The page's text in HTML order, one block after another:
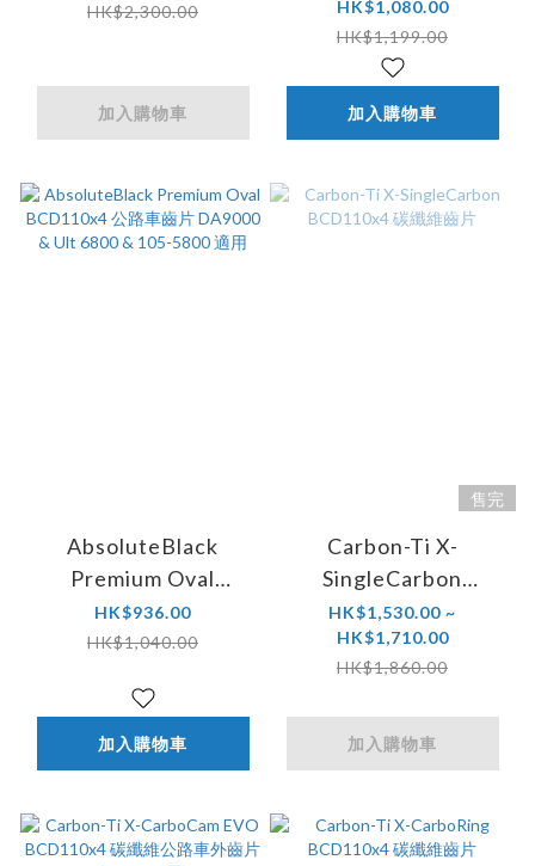
片 (DA 9100/ ULT
HK$2,300.00
加入購物車
HK$1,080.00
HK$1,199.00
加入購物車
AbsoluteBlack
Premium Oval
BCD110x4 公路車齒
片 DA9000 & Ult
用
HK$936.00
HK$1,040.00
加入購物車
售完
Carbon-Ti X-
SingleCarbon
BCD110x4 碳纖維齒
片
HK$1,530.00 ~
HK$1,710.00
HK$1,860.00
加入購物車